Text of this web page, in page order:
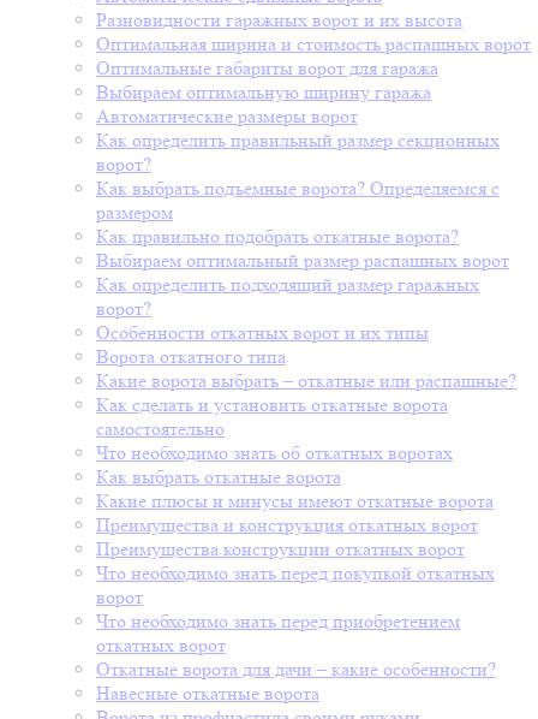
Разновидности гаражных ворот и их высота
Оптимальная ширина и стоимость распашных ворот
Оптимальные габариты ворот для гаража
Выбираем оптимальную ширину гаража
Автоматические размеры ворот
Как определить правильный размер секционных
ворот?
Как выбрать подъемные ворота? Определяемся с
размером
Как правильно подобрать откатные ворота?
Выбираем оптимальный размер распашных ворот
Как определить подходящий размер гаражных
ворот?
Особенности откатных ворот и их типы
Ворота откатного типа
Какие ворота выбрать – откатные или распашные?
Как сделать и установить откатные ворота
самостоятельно
Что необходимо знать об откатных воротах
Как выбрать откатные ворота
Какие плюсы и минусы имеют откатные ворота
Преимущества и конструкция откатных ворот
Преимущества конструкции откатных ворот
Что необходимо знать перед покупкой откатных
ворот
Что необходимо знать перед приобретением
откатных ворот
Откатные ворота для дачи – какие особенности?
Навесные откатные ворота